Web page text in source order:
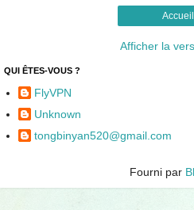
Accueil
Afficher la
QUI ÊTES-VOUS ?
FlyVPN
Unknown
tongbinyan520@gmail.com
Fourni par